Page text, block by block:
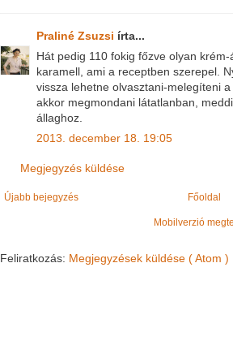
Praliné Zsuzsi írta...
Hát pedig 110 fokig főzve olyan
karamell, ami a receptben szerepel.
vissza lehetne olvasztani-melegíteni
akkor megmondani látatlanban,
állaghoz.
2013. december 18. 19:05
Megjegyzés küldése
Újabb bejegyzés Főoldal
Mobilverzió
Feliratkozás: Megjegyzések küldése ( Atom )